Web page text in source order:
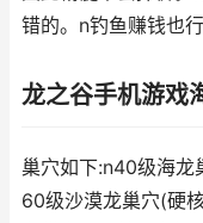
错的。n钓鱼赚钱也
龙之谷手机游戏
巢穴如下:n40级海龙
60级沙漠龙巢穴(硬